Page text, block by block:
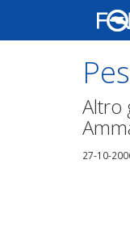
Altro
27-10-